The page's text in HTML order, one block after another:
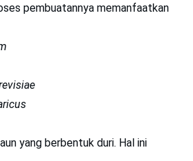
pembuatannya memanfaatkan
yang berbentuk duri. Hal ini